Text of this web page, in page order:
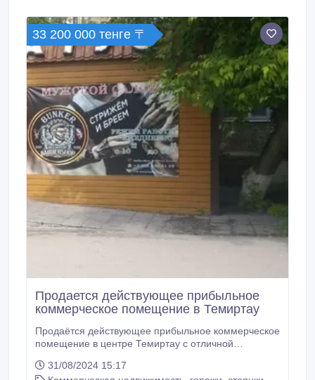
33 200 000 тенге 〒
Продается действующее прибыльное
коммерческое помещение в Темиртау
Продаётся действующее прибыльное коммерческое
помещение в центре Темиртау с отличной
площадь - 100 кв. м. Находится на центральной
31/08/2024 15:17